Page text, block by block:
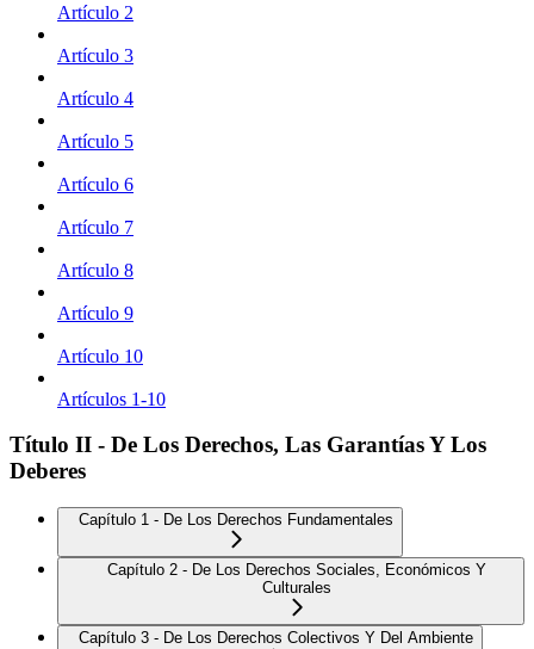
Artículo 2
Artículo 3
Artículo 4
Artículo 5
Artículo 6
Artículo 7
Artículo 8
Artículo 9
Artículo 10
Artículos 1-10
Título II - De Los Derechos, Las Garantías Y Los
Deberes
Capítulo 1 - De Los Derechos Fundamentales
Capítulo 2 - De Los Derechos Sociales, Económicos Y
Culturales
Capítulo 3 - De Los Derechos Colectivos Y Del Ambiente